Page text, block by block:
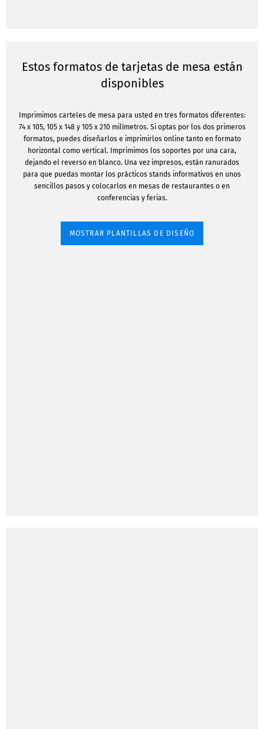
Estos formatos de tarjetas de mesa están
disponibles
Imprimimos carteles de mesa para usted en tres formatos diferentes:
74 x 105, 105 x 148 y 105 x 210 milímetros. Si optas por los dos primeros
formatos, puedes diseñarlos e imprimirlos online tanto en formato
horizontal como vertical. Imprimimos los soportes por una cara,
dejando el reverso en blanco. Una vez impresos, están ranurados
para que puedas montar los prácticos stands informativos en unos
sencillos pasos y colocarlos en mesas de restaurantes o en
conferencias y ferias.
MOSTRAR PLANTILLAS DE DISEÑO